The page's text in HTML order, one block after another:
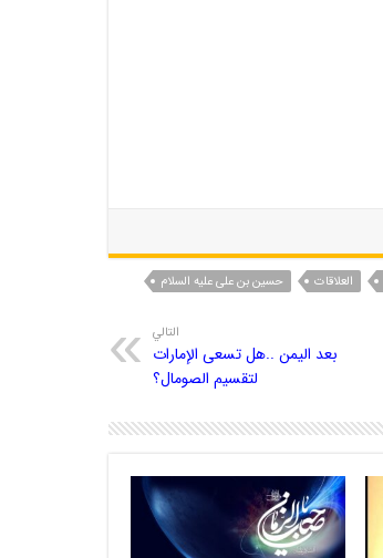
العلاقات حسین بن علی علیه السلام
التالي
بعد اليمن ..هل تسعى الإمارات
لتقسيم الصومال؟